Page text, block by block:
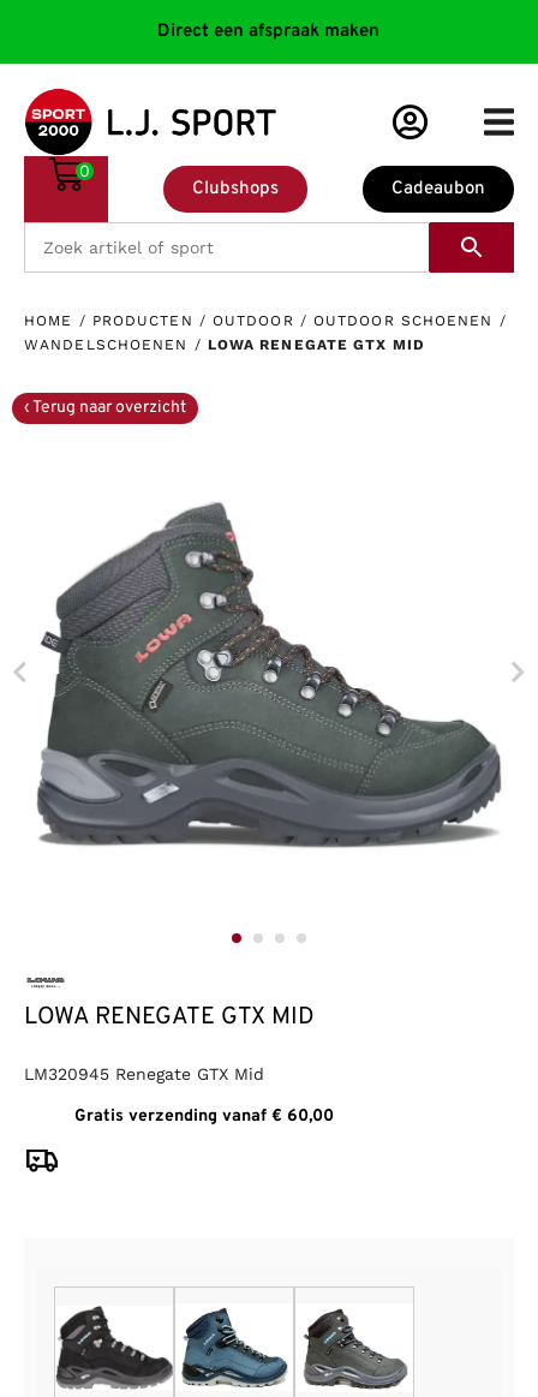
Direct een afspraak maken
Cadeaubon
Clubshops
0
HOME / PRODUCTEN / OUTDOOR / OUTDOOR SCHOENEN /
WANDELSCHOENEN / LOWA RENEGATE GTX MID
LOWA RENEGATE GTX MID
LM320945 Renegate GTX Mid
Gratis verzending vanaf € 60,00